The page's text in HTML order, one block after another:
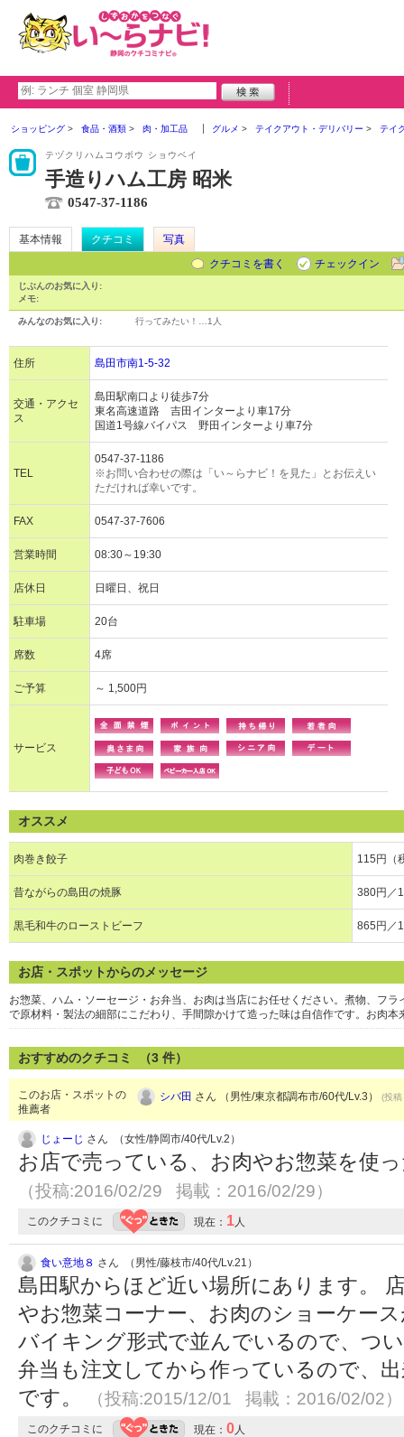
ショッピング 食品・酒類 肉・加工品 グルメ テイクアウト・デリバリー テイ
テヅクリハムコウボウ ショウベイ
手造りハム工房 昭米
0547-37-1186
基本情報 クチコミ
写真
クチコミを書く
チェックイン
じぶんのお気に入り:
メモ:
みんなのお気に入り: 行ってみたい！… 1人
住所 島田市南1-5-32
交通・アクセ
ス
島田駅南口より徒歩7分
東名高速道路 吉田インターより車17分
国道1号線バイパス 野田インターより車7分
TEL
0547-37-1186
※お問い合わせの際は「い～らナビ！を見た」とお伝えい
ただければ幸いです。
FAX 0547-37-7606
営業時間 08:30～19:30
店休日 日曜日、祝日
駐車場 20台
席数 4席
ご予算 ～ 1,500円
サービス
オススメ
肉巻き餃子 115円（
昔ながらの島田の焼豚 380円／
黒毛和牛のローストビーフ 865円／
お店・スポットからのメッセージ
お惣菜、ハム・ソーセージ・お弁当、お肉は当店にお任せください。煮物、フ
で原材料・製法の細部にこだわり、手間隙かけて造った味は自信作です。お肉
おすすめのクチコミ （3 件）
このお店・スポットの
推薦者
シバ田 さん （男性/東京都調布市/60代/Lv.3） (投
じょーじ さん （女性/静岡市/40代/Lv.2）
お店で売っている、お肉やお惣菜を使
（投稿:2016/02/29 掲載：2016/02/29）
このクチコミに 現在： 1人
食い意地８ さん （男性/藤枝市/40代/Lv.21）
島田駅からほど近い場所にあります。
やお惣菜コーナー、お肉のショーケー
バイキング形式で並んでいるので、つ
弁当も注文してから作っているので、
です。
（投稿:2015/12/01 掲載：2016/02/02）
このクチコミに 現在： 0人